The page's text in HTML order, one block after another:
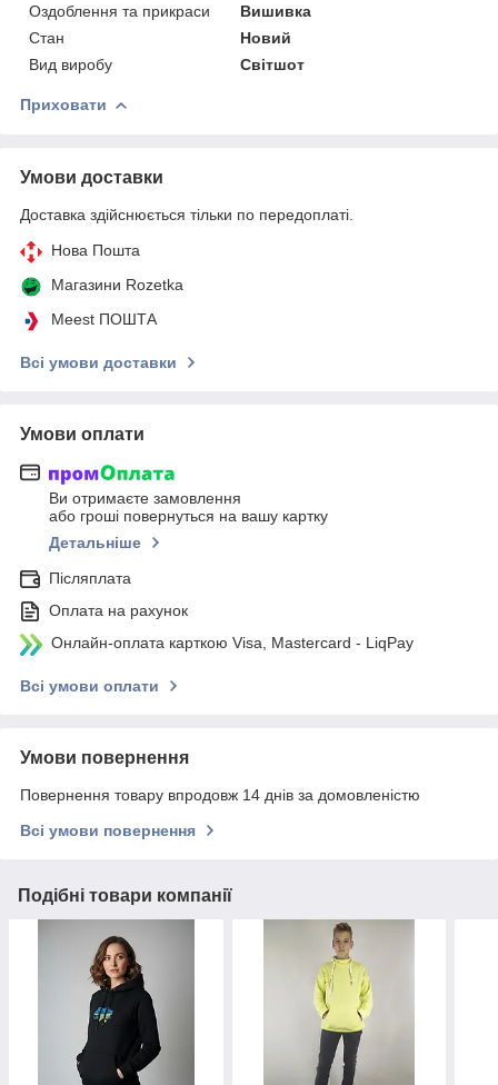
Оздоблення та прикраси
Вишивка
Стан
Новий
Вид виробу
Світшот
Приховати
Умови доставки
Доставка здійснюється тільки по передоплаті.
Нова Пошта
Магазини Rozetka
Meest ПОШТА
Всі умови доставки
Умови оплати
Ви отримаєте замовлення
або гроші повернуться на вашу картку
Детальніше
Післяплата
Оплата на рахунок
Онлайн-оплата карткою Visa, Mastercard - LiqPay
Всі умови оплати
Умови повернення
Повернення товару впродовж 14 днів за домовленістю
Всі умови повернення
Подібні товари компанії